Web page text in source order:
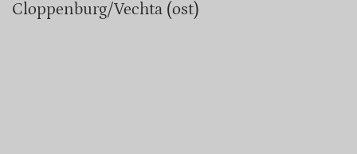
Cloppenburg/Vechta (ost)